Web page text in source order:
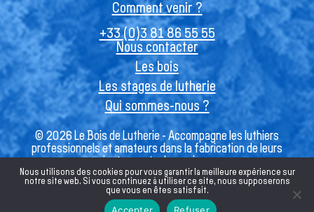
Comment venir ?
+33 (0)3 81 86 55 55
Nous contacter
Les bois
Les stages de lutherie
Qui sommes-nous ?
© 2026 Le Bois de Lutherie - Accompagne les luthiers
professionnels et amateurs dans la fabrication de leurs
instruments de musique
Français
Nous utilisons des cookies pour vous garantir la meilleure expérience sur
notre site web. Si vous continuez à utiliser ce site, nous supposerons
que vous en êtes satisfait.
Accepter Refuser